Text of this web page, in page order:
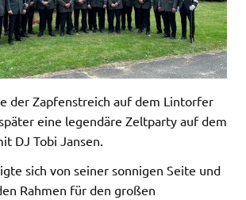
der Zapfenstreich auf dem Lintorfer
eine legendäre Zeltparty auf dem
DJ Tobi Jansen.
sich von seiner sonnigen Seite und
Rahmen für den großen